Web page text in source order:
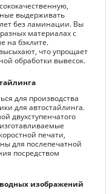
выдерживать
без ламинации. Вы
материалах с
на бэклите.
что упрощает
обработки вывесок.
для производства
для автостайлинга.
двухступенчатого
печати,
для послепечатной
посредством
изображений